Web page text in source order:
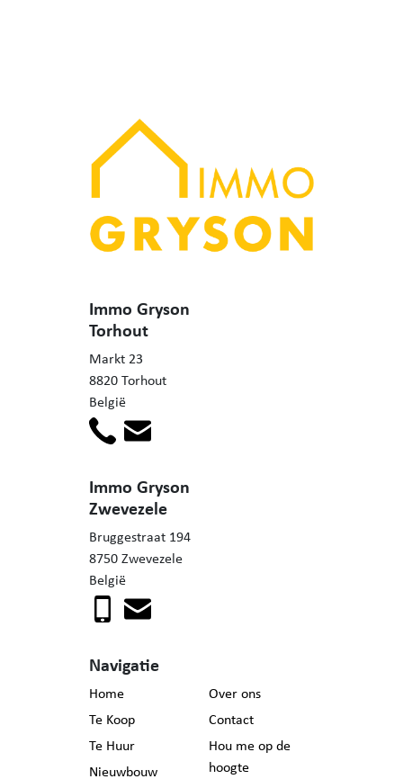
Immo Gryson
Torhout
Markt 23
8820 Torhout
België
Immo Gryson
Zwevezele
Bruggestraat 194
8750 Zwevezele
België
Navigatie
Home
Te Koop
Te Huur
Nieuwbouw
Over ons
Contact
Hou me op de
hoogte